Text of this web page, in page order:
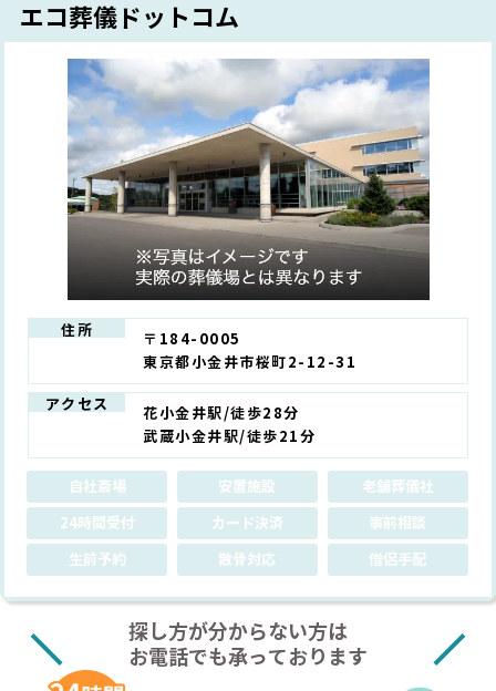
エコ葬儀ドットコム
住所
〒184-0005
東京都小金井市桜町2-12-31
アクセス
花小金井駅/徒歩28分
武蔵小金井駅/徒歩21分
自社斎場 安置施設
老舗葬儀社
24時間受付
カード決済
事前相談
生前予約
散骨対応 僧侶手配
探し方が分からない方は
お電話でも承っております